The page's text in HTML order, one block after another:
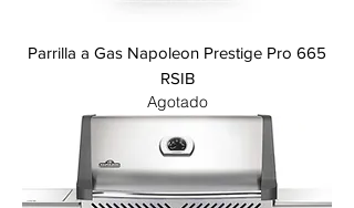
Parrilla a Gas Napoleon Prestige Pro 665
RSIB
Agotado